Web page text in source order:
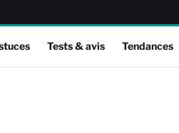
Tests & avis Tendances